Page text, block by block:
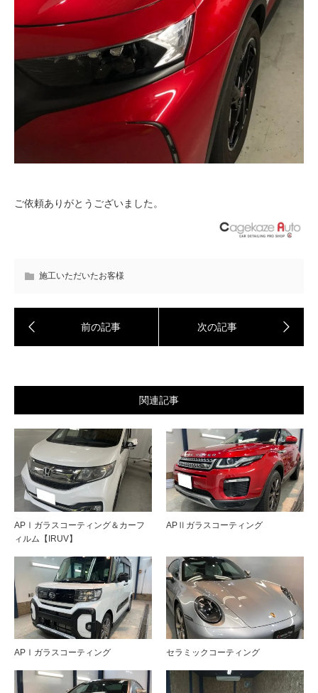
ご依頼ありがとうございました。
施工いただいたお客様
関連記事
APⅠガラスコーティング＆カーフ
ィルム【IRUV】
APⅡガラスコーティング
APⅠガラスコーティング セラミックコーティング